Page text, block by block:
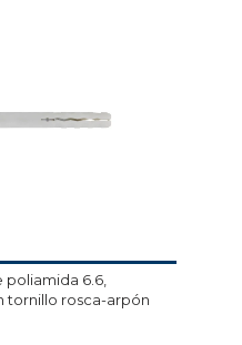
6.6,
tornillo rosca-arpón